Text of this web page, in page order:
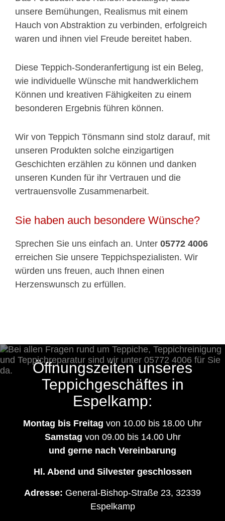
unsere Bemühungen, Realismus mit einem
Hauch von Abstraktion zu verbinden, erfolgreich
waren und ihnen viel Freude bereitet haben.
Diese Teppich-Sonderanfertigung ist ein Beleg,
wie individuelle Wünsche mit handwerklichem
Können und kreativen Fähigkeiten zu einem
besonderen Ergebnis führen können.
Wir von Teppich Tönsmann sind stolz darauf, mit
unseren Produkten solche einzigartigen
Geschichten erzählen zu können und danken
unseren Kunden für ihr Vertrauen und die
vertrauensvolle Zusammenarbeit.
Sie haben auch besondere Wünsche?
Sprechen Sie uns einfach an. Unter 05772 4006
erreichen Sie unsere Teppichspezialisten. Wir
würden uns freuen, auch Ihnen einen
Herzenswunsch zu erfüllen.
Öffnungszeiten unseres
Teppichgeschäftes in
Espelkamp:
Montag bis Freitag von 10.00 bis 18.00 Uhr
Samstag von 09.00 bis 14.00 Uhr
und gerne nach Vereinbarung
Hl. Abend und Silvester geschlossen
Adresse: General-Bishop-Straße 23, 32339
Espelkamp